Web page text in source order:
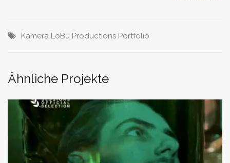
Kamera LoBu Productions Portfolio
Ähnliche Projekte